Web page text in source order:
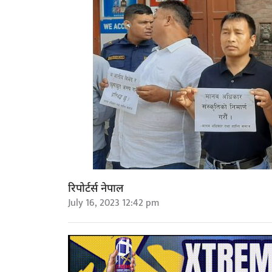
रिपोर्टर्स नेपाल
July 16, 2023 12:42 pm